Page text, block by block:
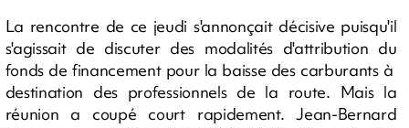
La rencontre de ce jeudi s'annonçait décisive puisqu'il
s'agissait de discuter des modalités d'attribution du
fonds de financement pour la baisse des carburants à
destination des professionnels de la route. Mais la
réunion a coupé court rapidement. Jean-Bernard